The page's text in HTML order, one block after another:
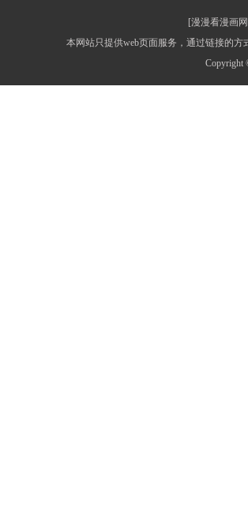
[漫漫看漫画
本网站只提供web页面服务，通过链接的
Copyright